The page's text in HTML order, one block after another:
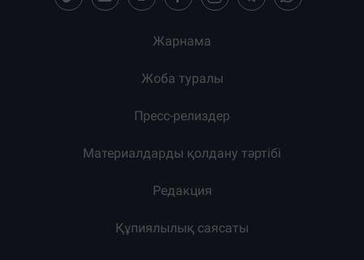
Жарнама
Жоба туралы
Пресс-релиздер
Материалдарды қолдану тәртібі
Редакция
Құпиялылық саясаты